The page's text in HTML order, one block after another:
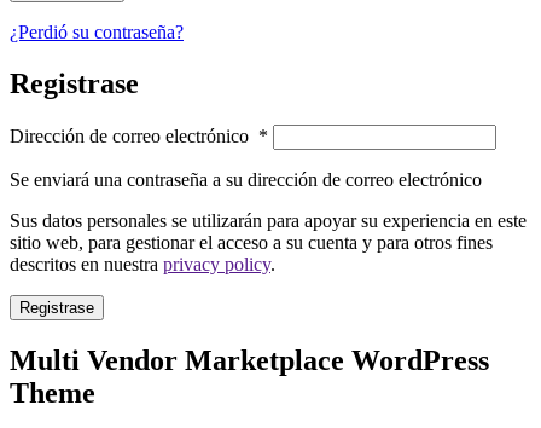
¿Perdió su contraseña?
Registrase
Dirección de correo electrónico *
Se enviará una contraseña a su dirección de correo electrónico
Sus datos personales se utilizarán para apoyar su experiencia en este
sitio web, para gestionar el acceso a su cuenta y para otros fines
descritos en nuestra privacy policy.
Registrase
Multi Vendor Marketplace WordPress
Theme